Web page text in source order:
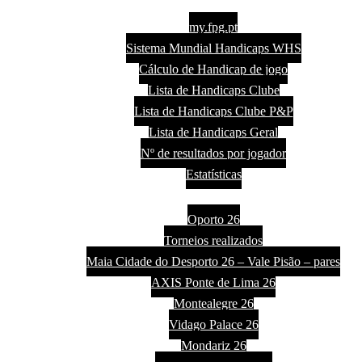
my.fpg.pt
Sistema Mundial Handicaps WHS
Cálculo de Handicap de jogo
Lista de Handicaps Clube
Lista de Handicaps Clube P&P
Lista de Handicaps Geral
Nº de resultados por jogador
Estatísticas
Oporto 26
Torneios realizados
Maia Cidade do Desporto 26 – Vale Pisão – pares
AXIS Ponte de Lima 26
Montealegre 26
Vidago Palace 26
Mondariz 26